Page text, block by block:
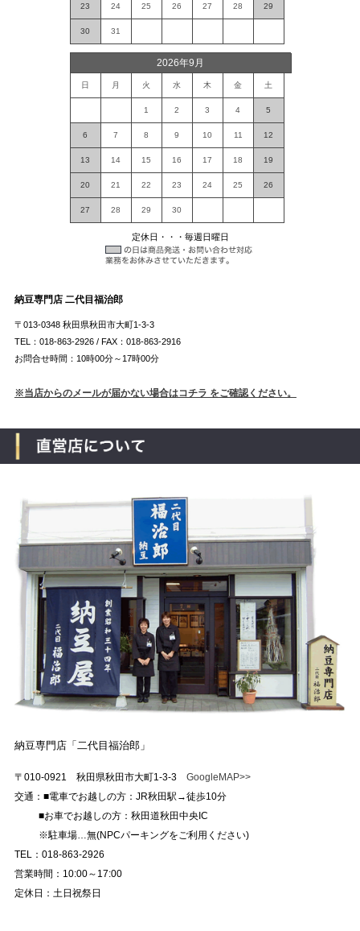
23 24 25 26 27 28 29
30 31
2026年9月
日 月 火 水 木 金 土
1 2 3 4 5
6 7 8 9 10 11 12
13 14 15 16 17 18 19
20 21 22 23 24 25 26
27 28 29 30
定休日・・・毎週日曜日
納豆専門店 二代目福治郎
〒013-0348 秋田県秋田市大町1-3-3
TEL：018-863-2926 / FAX：018-863-2916
お問合せ時間：10時00分～17時00分
※当店からのメールが届かない場合はコチラ をご確認ください。
納豆専門店「二代目福治郎」
〒010-0921 秋田県秋田市大町1-3-3 GoogleMAP>>
交通：■電車でお越しの方：JR秋田駅→徒歩10分
■お車でお越しの方：秋田道秋田中央IC
※駐車場…無(NPCパーキングをご利用ください)
TEL：018-863-2926
営業時間：10:00～17:00
定休日：土日祝祭日